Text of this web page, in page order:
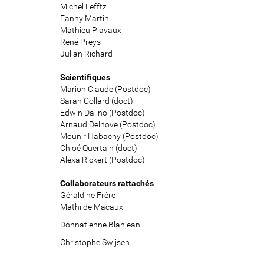
s
i
c
i
Michel Lefftz
Fanny Martin
Mathieu Piavaux
René Preys
Julian Richard
Scientifiques
Marion Claude (Postdoc)
Sarah Collard (doct)
Edwin Dalino (Postdoc)
Arnaud Delhove (Postdoc)
Mounir Habachy (Postdoc)
Chloé Quertain (doct)
Alexa Rickert (Postdoc)
Collaborateurs rattachés
Géraldine Frère
Mathilde Macaux
Donnatienne Blanjean
Christophe Swijsen